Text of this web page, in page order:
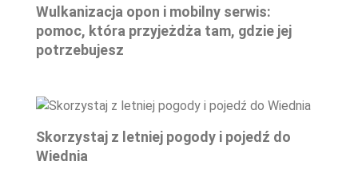
Wulkanizacja opon i mobilny serwis:
pomoc, która przyjeżdża tam, gdzie jej
potrzebujesz
Skorzystaj z letniej pogody i pojedź do
Wiednia